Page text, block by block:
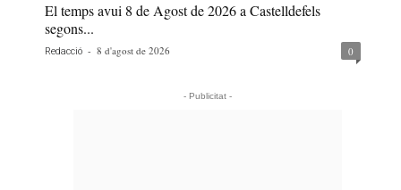
El temps avui 8 de Agost de 2026 a Castelldefels
segons...
Redacció - 8 d'agost de 2026 0
- Publicitat -